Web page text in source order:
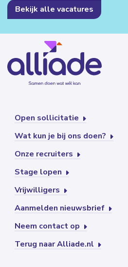
Bekijk alle vacatures
Open sollicitatie
Wat kun je bij ons doen?
Onze recruiters
Stage lopen
Vrijwilligers
Aanmelden nieuwsbrief
Neem contact op
Terug naar Alliade.nl